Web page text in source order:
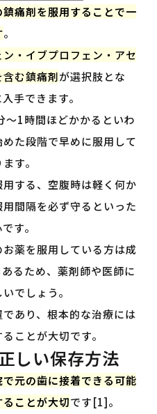
鎮痛剤を服用することで一
。
ン・イブプロフェン・アセ
む鎮痛剤が選択肢とな
手できます。
〜1時間ほどかかるといわ
た段階で早めに服用して
す。
する、空腹時は軽く何か
間隔を必ず守るといった
す。
薬を服用している方は成
るため、薬剤師や医師に
でしょう。
あり、根本的な治療には
ことが大切です。
しい保存方法
で元の歯に接着できる可能
ことが大切です[1]。